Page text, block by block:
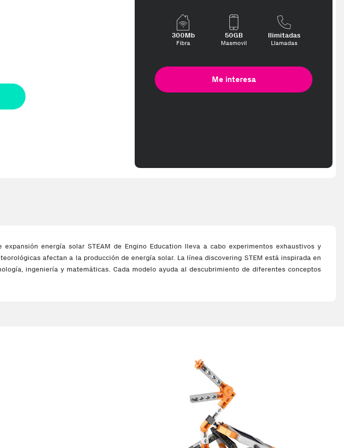
Orders are shipped in 2-3 working days. Delivery times (3-10 days) might be
300Mb
Fibra
50GB
Masmovil
Ilimitadas
Llamadas
Me interesa
energía solar STEAM de Engino Education lleva a cabo experimentos exhaustivos y
afectan a la producción de energía solar. La línea discovering STEM está inspirada en
ingeniería y matemáticas. Cada modelo ayuda al descubrimiento de diferentes conceptos